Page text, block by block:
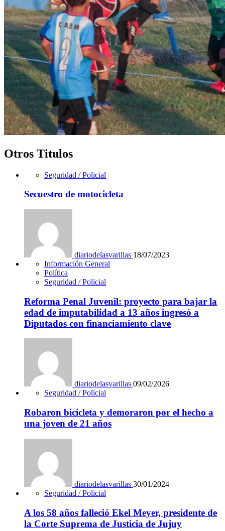
Otros Titulos
Seguridad / Policial
Secuestro de motocicleta
diariodelasvarillas 18/07/2023
Información General
Política
Seguridad / Policial
Reforma Penal Juvenil: proyecto para bajar la
edad de imputabilidad a 13 años ingresó a
Diputados con financiamiento clave
diariodelasvarillas 09/02/2026
Seguridad / Policial
Robaron bicicleta y demoraron por el hecho a
una joven de 21 años
diariodelasvarillas 30/01/2024
Seguridad / Policial
A los 58 años falleció Ekel Meyer, presidente de
la Corte Suprema de Justicia de Jujuy